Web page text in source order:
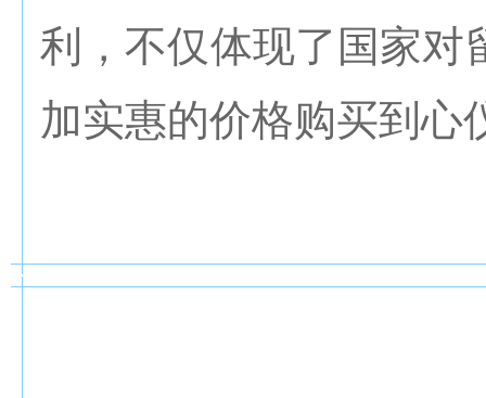
利，不仅体现了国家对
加实惠的价格购买到心